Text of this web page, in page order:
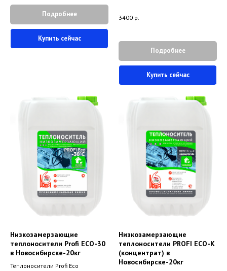
Подробнее
Купить сейчас
3400 р.
Подробнее
Купить сейчас
Низкозамерзающие
теплоносители Profi ECO-30
в Новосибирске-20кг
Теплоносители Profi Eco
Низкозамерзающие
теплоносители PROFI ECO-K
(концентрат) в
Новосибирске-20кг